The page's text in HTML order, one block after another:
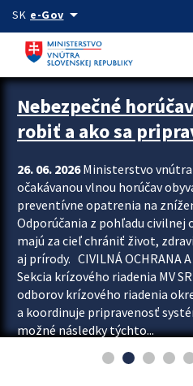
Preskocit na hlavný obsah
SK e-Govarrow_drop_down
Zastavit automatický posun upútavok
Nebezpečné
robiť a ako sa
26. 06. 2026Ministerstvo vnútra
očakávanou vlnou horúčav
preventívne opatrenia na
Odporúčania z pohľadu civilnej
majú za cieľ chrániť život,
aj prírody. CIVILNÁ OCHRANA
Sekcia krízového riadenia MV
odborov krízového riadenia
a koordinuje pripravenosť
možné následky týchto...